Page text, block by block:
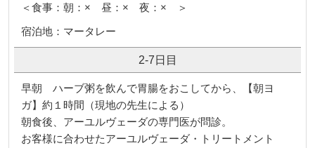
＜食事：朝：× 昼：× 夜：× ＞
宿泊地：マータレー
2-7日目
早朝 ハーブ粥を飲んで胃腸をおこしてから、【朝ヨ
ガ】約１時間（現地の先生による）
朝食後、アーユルヴェーダの専門医が問診。
お客様に合わせたアーユルヴェーダ・トリートメント